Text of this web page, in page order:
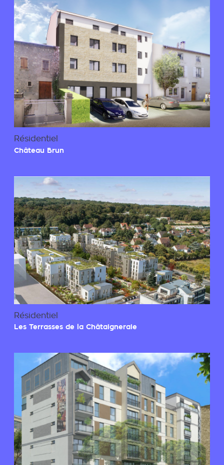
Résidentiel
Château Brun
Résidentiel
Les Terrasses de la Châtaigneraie